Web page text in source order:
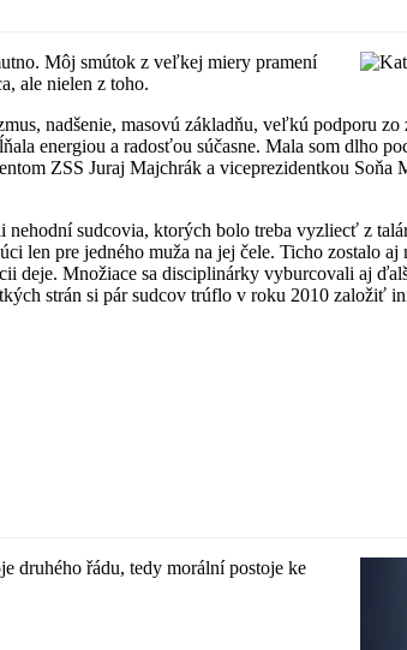
Môj smútok z veľkej miery pramení
ale nielen z toho.
nadšenie, masovú základňu, veľkú podporu
energiou a radosťou súčasne. Mala som dlho
ZSS Juraj Majchrák a viceprezidentkou Soňa
sudcovia, ktorých bolo treba vyzliecť z
len pre jedného muža na jej čele. Ticho zostalo
deje. Množiace sa disciplinárky vyburcovali aj
strán si pár sudcov trúflo v roku 2010 založiť
druhého řádu, tedy morální postoje ke